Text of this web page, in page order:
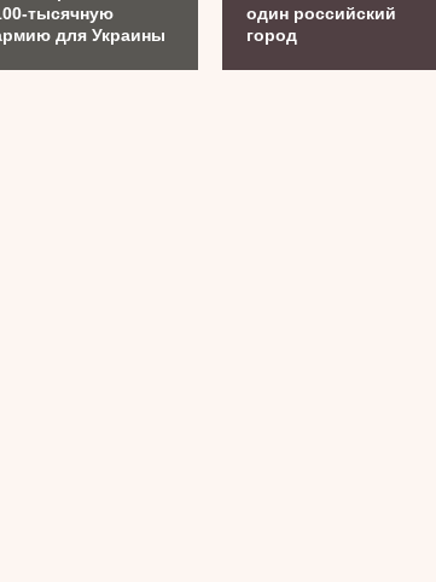
тысячную
для Украины
один российский
город